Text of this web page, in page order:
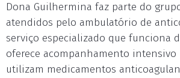
Dona Guilhermina faz parte do
atendidos pelo ambulatório de
serviço especializado que funciona
oferece acompanhamento intensivo
utilizam medicamentos